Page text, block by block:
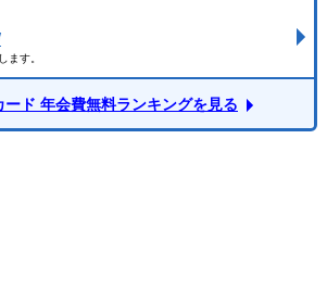
ます。
ード 年会費無料ランキングを見る